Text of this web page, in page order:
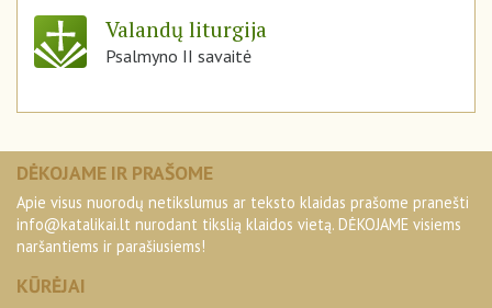
Valandų liturgija
Psalmyno II savaitė
DĖKOJAME IR PRAŠOME
Apie visus nuorodų netikslumus ar teksto klaidas prašome pranešti
info@katalikai.lt nurodant tikslią klaidos vietą. DĖKOJAME visiems
naršantiems ir parašiusiems!
KŪRĖJAI